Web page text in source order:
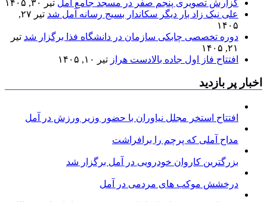
گزارش تصویری پنجم صفر در مسجد جامع آمل تیر ۳۰, ۱۴۰۵
علی نیک زاد بار دیگر سکاندار بسیج رسانه آمل شد
تیر ۲۷,
۱۴۰۵
دوره تخصصی چابکی سازمان در دانشگاه فذا برگزار شد تیر
۲۱, ۱۴۰۵
افتتاح فاز اول جاده بالادست هراز تیر ۱۰, ۱۴۰۵
اخبار پر بازدید
افتتاح استخر مجلل نیاوران با حضور وزیر ورزش در آمل
مداح آملی که پرچم را برافراشت
بزرگترین کاروان خودرویی در آمل برگزار شد
درخشش موکب های مردمی در آمل